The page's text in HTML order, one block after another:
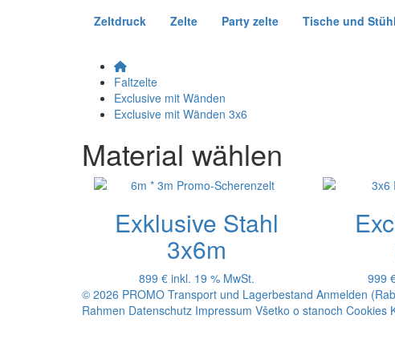
Zeltdruck Zelte Party zelte Tische und
Faltzelte
Exclusive mit Wänden
Exclusive mit Wänden 3x6
Material wählen
Exklusive Stahl
3x6m
899 € inkl. 19 % MwSt. 999
© 2026 PROMO Transport und Lagerbestand Anmelden
Rahmen Datenschutz Impressum Všetko o stanoch Cookies